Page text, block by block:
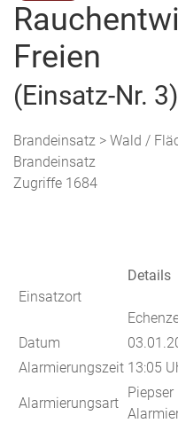
Freien
(Einsatz-Nr. 3)
Brandeinsatz > Wald /
Brandeinsatz
Zugriffe 1684
Einsatzort
Details
Datum
Alarmierungszeit 13:05
Alarmierungsart